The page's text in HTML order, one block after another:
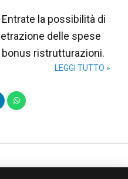
Entrate la possibilità di
delle spese
ristrutturazioni.
LEGGI TUTTO »